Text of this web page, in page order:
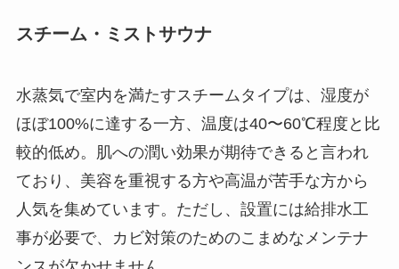
スチーム・ミストサウナ
水蒸気で室内を満たすスチームタイプは、湿度が
ほぼ100%に達する一方、温度は40〜60℃程度と比
較的低め。肌への潤い効果が期待できると言われ
ており、美容を重視する方や高温が苦手な方から
人気を集めています。ただし、設置には給排水工
事が必要で、カビ対策のためのこまめなメンテナ